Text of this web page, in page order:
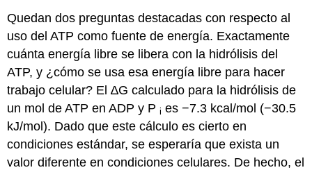
Quedan dos preguntas destacadas con respecto al
uso del ATP como fuente de energía. Exactamente
cuánta energía libre se libera con la hidrólisis del
ATP, y ¿cómo se usa esa energía libre para hacer
trabajo celular? El ∆G calculado para la hidrólisis de
un mol de ATP en ADP y Pi es −7.3 kcal/mol (−30.5
kJ/mol). Dado que este cálculo es cierto en
condiciones estándar, se esperaría que exista un
valor diferente en condiciones celulares. De hecho, el